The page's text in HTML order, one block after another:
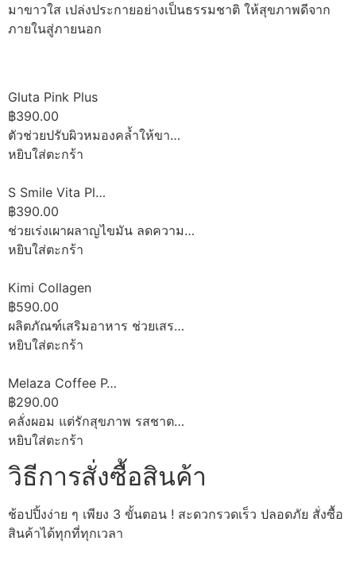
มาขาวใส เปล่งประกายอย่างเป็นธรรมชาติ ให้สุขภาพดีจาก
ภายในสู่ภายนอก
Gluta Pink Plus
฿390.00
ตัวช่วยปรับผิวหมองคล้ำให้ขา…
หยิบใส่ตะกร้า
S Smile Vita Pl…
฿390.00
ช่วยเร่งเผาผลาญไขมัน ลดความ…
หยิบใส่ตะกร้า
Kimi Collagen
฿590.00
ผลิตภัณฑ์เสริมอาหาร ช่วยเสร…
หยิบใส่ตะกร้า
Melaza Coffee P…
฿290.00
คลั่งผอม แต่รักสุขภาพ รสชาต…
หยิบใส่ตะกร้า
วิธีการสั่งซื้อสินค้า
ช้อปปิ้งง่าย ๆ เพียง 3 ขั้นตอน ! สะดวกรวดเร็ว ปลอดภัย สั่งซื้อ
สินค้าได้ทุกที่ทุกเวลา